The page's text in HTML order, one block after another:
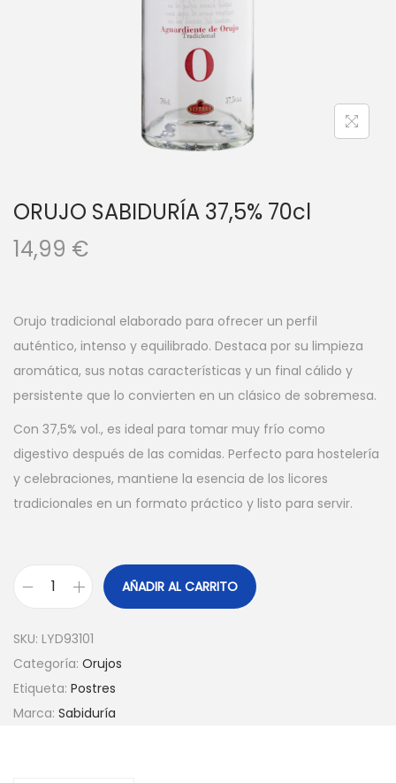
c
n
d
ORUJO SABIDURÍA 37,5% 70cl
14,99 €
Orujo tradicional elaborado para ofrecer un perfil
auténtico, intenso y equilibrado. Destaca por su limpieza
aromática, sus notas características y un final cálido y
persistente que lo convierten en un clásico de sobremesa.
Con 37,5% vol., es ideal para tomar muy frío como
digestivo después de las comidas. Perfecto para hostelería
y celebraciones, mantiene la esencia de los licores
tradicionales en un formato práctico y listo para servir.
U
J
O
S
AÑADIR AL CARRITO
SKU: LYD93101
Categoría: Orujos
Etiqueta: Postres
Marca: Sabiduría